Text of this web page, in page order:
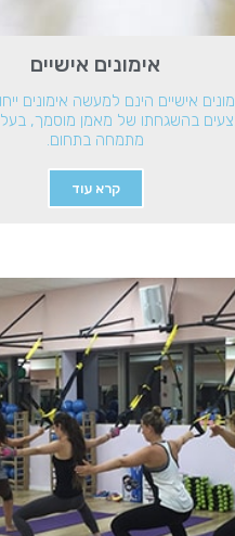
אימונים אישיים
אישיים הינם למעשה אימונים
בהשגחתו של מאמן מוסמך, בעל
מתמחה בתחום.
קרא עוד